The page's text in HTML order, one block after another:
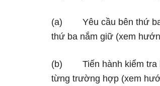
(a) Yêu cầu bên thứ ba
thứ ba nắm ɡiữ (xem
(b) Tiến hành kiểm tra
từng trường hợp (xem